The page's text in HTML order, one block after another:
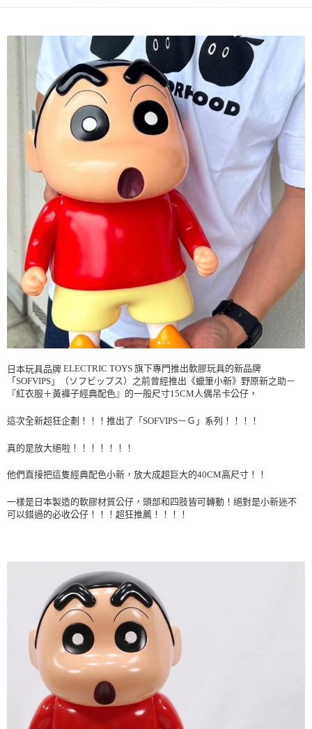
【注意事項】
１．透過由恩沛科技股份有限公司提供之「AFTEE先享後付」服務完成之交
易，需依本服務之必要範圍內提供個人資料，並將交易相關給付款項請求債
權轉讓予恩沛科技股份有限公司。
２．關於個人資料處理事宜，請瀏覽以下網址：
https://aftee.tw/terms/#terms3
３．未成年的使用者請事先徵得法定代理人或監護人之同意方可使用
「AFTEE先享後付」，若未經同意申辦者引起之損失，本公司不負相關責
４．使用「AFTEE先享後付」時，將依據個別帳號之用戶狀況，依本公司即
時審查核予不同之上限額度；若仍有額度不足之情形，本公司將視審查結果
請求用戶進行身份認證。
５．嚴禁一人註冊多個帳號或使用他人資訊註冊。若發現惡意使用之情形，
恩沛科技股份有限公司將有權停止該用戶之使用額度並採取法律行動。
每筆NT$80，滿NT$899(含以上)免運費
日本玩具品牌 ELECTRIC TOYS 旗下專門推出軟膠玩具的新品牌
「SOFVIPS」（ソフビップス） 之前曾經推出《蠟筆小新》野原新之助－
『紅衣服＋黃褲子經典配色』的一般尺寸15CM人偶吊卡公仔，
這次全新超狂企劃！！！推出了「SOFVIPS－Ｇ」系列！！！！
真的是放大絕啦！！！！！！！
他們直接把這隻經典配色小新，放大成超巨大的40CM高尺寸！！
一樣是日本製造的軟膠材質公仔，頭部和四肢皆可轉動！絕對是小新迷不
可以錯過的必收公仔！！！超狂推薦！！！！